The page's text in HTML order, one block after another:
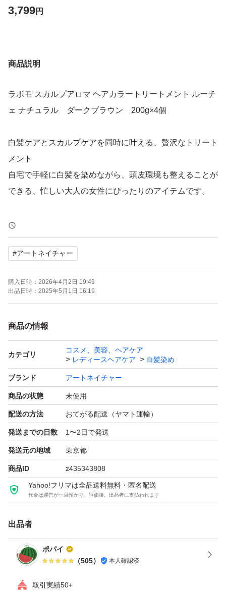
3,799円
商品説明
ラボモ スカルプアロマ ヘアカラートリートメント ルーチ
ェ ナチュラル ダークブラウン 200g×4個
白髪ケアとスカルプケアを同時に叶える、贅沢なトリート
メント
自宅で手軽に白髪を染めながら、頭皮環境も整えることが
できる、忙しい大人の女性にぴったりのアイテムです。
シャンプー後、タオルドライした髪に適量を塗布
髪全体にムラなくなじませることで、均一で自然な色合い
に仕上がります。
即購入大歓迎です♪
#アートネイチャー
購入日時： 2026年4月2日 19:49
出品日時： 2025年5月1日 16:19
商品の情報
カテゴリ
コスメ、美容、ヘアケア
レディースヘアケア
白髪染め
ブランド アートネイチャー
商品の状態 未使用
配送の方法 おてがる配送（ヤマト運輸）
発送までの日数 1〜2日で発送
発送元の地域 東京都
商品ID z435343808
Yahoo!フリマは全品送料無料・匿名配送
代金は運営が一旦預かり、評価後、出品者に支払われます
出品者
ポパイ
（505） 本人確認済
取引実績50+